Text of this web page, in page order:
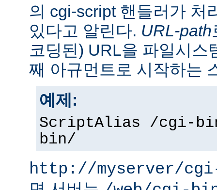
의 cgi-script 핸들러가 처
있다고 알린다. URL-path
코딩된) URL을 파일시스
째 아규먼트로 시작하는
예제:
ScriptAlias /cgi-
bin/
http://myserver/